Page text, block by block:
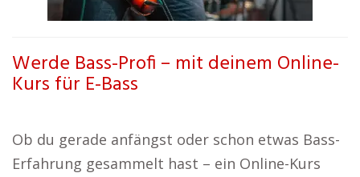
Werde Bass-Profi – mit deinem Online-
Kurs für E-Bass
Ob du gerade anfängst oder schon etwas Bass-
Erfahrung gesammelt hast – ein Online-Kurs